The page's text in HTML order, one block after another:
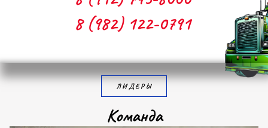
8 (982) 122-0791
ЛИДЕРЫ
Команда